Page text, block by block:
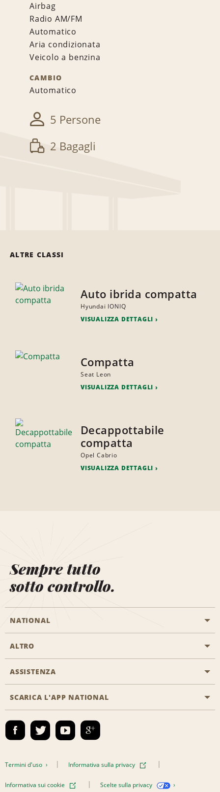
Airbag
Radio AM/FM
Automatico
Aria condizionata
Veicolo a benzina
CAMBIO
Automatico
5 Persone
2 Bagagli
ALTRE CLASSI
Auto ibrida compatta
Hyundai IONIQ
VISUALIZZA DETTAGLI
Compatta
Seat Leon
VISUALIZZA DETTAGLI
Decappottabile
compatta
Opel Cabrio
VISUALIZZA DETTAGLI
Sempre tutto
sotto controllo.
NATIONAL
Inizia una prenotazione
Programmi business
Emerald Club Accedi
ALTRO
Offerte di lavoro
ASSISTENZA
Accessibilità
Contatti
SCARICA L'APP NATIONAL
Termini d'uso Informativa sulla privacy
Informativa sui cookie Scelte sulla privacy